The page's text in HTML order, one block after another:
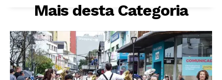
Mais desta Categoria